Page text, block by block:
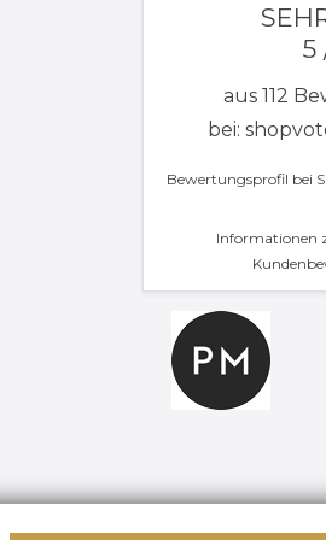
5
aus 112
bei:
Bewertungsprofil bei
Informationen